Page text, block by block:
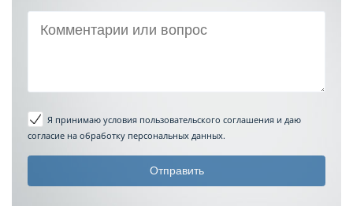
Я принимаю условия пользовательского соглашения и даю
согласие на обработку персональных данных.